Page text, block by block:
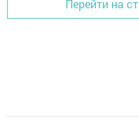
Перейти на